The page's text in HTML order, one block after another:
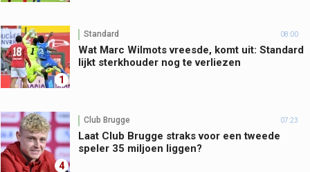
1
Standard 08:00
Wat Marc Wilmots vreesde, komt uit: Standard
lijkt sterkhouder nog te verliezen
4
Club Brugge 07:23
Laat Club Brugge straks voor een tweede
speler 35 miljoen liggen?